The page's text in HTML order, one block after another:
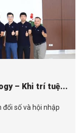
– Khi trí tuệ...
số và hội nhập